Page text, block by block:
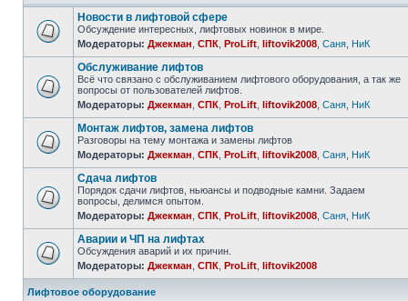
Новости в лифтовой сфере
Обсуждение интересных, лифтовых новинок в мире.
Модераторы: Джекман СПК ProLift liftovik2008 Саня НиК
Обслуживание лифтов
Всё что связано с обслуживанием лифтового оборудования, а так же
вопросы от пользователей лифтов.
Модераторы: Джекман СПК ProLift liftovik2008 Саня НиК
Монтаж лифтов, замена лифтов
Разговоры на тему монтажа и замены лифтов
Модераторы: Джекман СПК ProLift liftovik2008 Саня НиК
Сдача лифтов
Порядок сдачи лифтов, ньюансы и подводные камни. Задаем
вопросы, делимся опытом.
Модераторы: Джекман СПК ProLift liftovik2008 Саня НиК
Аварии и ЧП на лифтах
Обсуждения аварий и их причин.
Модераторы: Джекман СПК ProLift liftovik2008
Лифтовое оборудование